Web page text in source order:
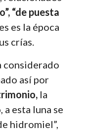
“de puesta
es la época
crías.
considerado
así por
la
esta luna se
hidromiel”,